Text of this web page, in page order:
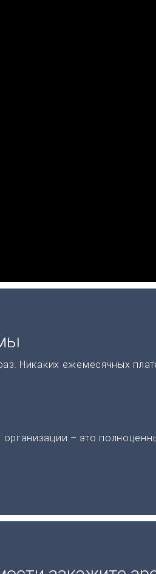
Никаких ежемесячных
– это